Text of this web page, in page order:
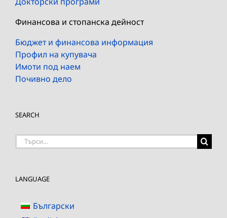
Финансова и стопанска дейност
Бюджет и финансова информация
Профил на купувача
Имоти под наем
Почивно дело
SEARCH
Търсене
LANGUAGE
Български